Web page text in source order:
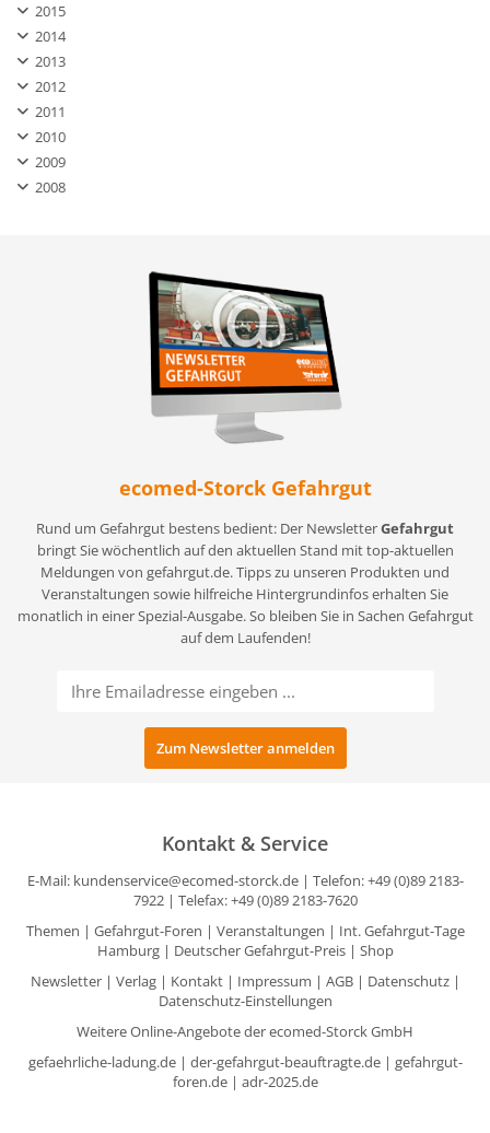
2015
2014
2013
2012
2011
2010
2009
2008
ecomed-Storck Gefahrgut
Rund um Gefahrgut bestens bedient: Der NewsletterGefahrgut
bringt Sie wöchentlich auf den aktuellen Stand mit top-aktuellen
Meldungen von gefahrgut.de. Tipps zu unseren Produkten und
Veranstaltungen sowie hilfreiche Hintergrundinfos erhalten Sie
monatlich in einer Spezial-Ausgabe. So bleiben Sie in Sachen Gefahrgut
auf dem Laufenden!
Kontakt & Service
E-Mail: kundenservice@ecomed-storck.de| Telefon: +49 (0)89 2183-
7922 | Telefax: +49 (0)89 2183-7620
Themen | Gefahrgut-Foren | Veranstaltungen | Int. Gefahrgut-Tage
Hamburg| Deutscher Gefahrgut-Preis| Shop
Newsletter| Verlag| Kontakt| Impressum | AGB| Datenschutz|
Datenschutz-Einstellungen
Weitere Online-Angebote der ecomed-Storck GmbH
gefaehrliche-ladung.de| der-gefahrgut-beauftragte.de| gefahrgut-
foren.de| adr-2025.de